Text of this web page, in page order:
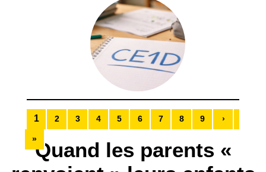
Quand les parents «
1 2 3 4 5 6 7 8 9 ›
»